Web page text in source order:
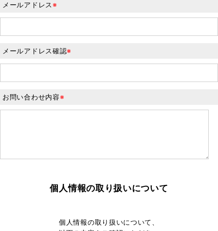
メールアドレス※
メールアドレス確認※
お問い合わせ内容※
個人情報の取り扱いについて
個人情報の取り扱いについて、